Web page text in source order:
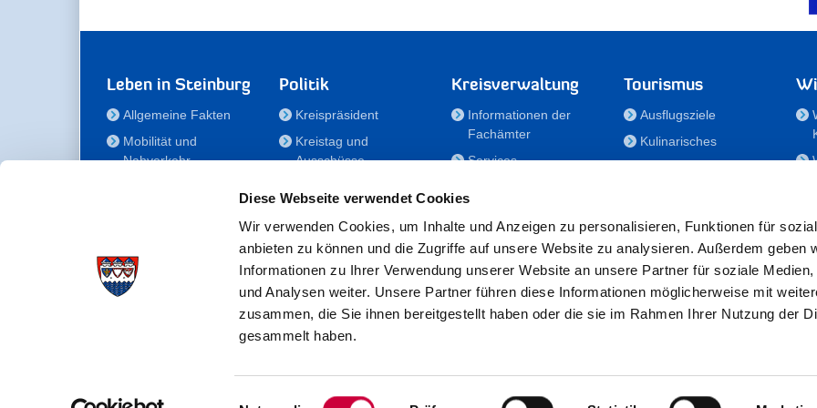
Diese Webseite verwendet Cookies
Wir verwenden Cookies, um Inhalte und Anzeigen zu personalisieren, Funktionen für
anbieten zu können und die Zugriffe auf unsere Website zu analysieren. Außerdem geben
Informationen zu Ihrer Verwendung unserer Website an unsere Partner für soziale Medien,
und Analysen weiter. Unsere Partner führen diese Informationen möglicherweise mit
zusammen, die Sie ihnen bereitgestellt haben oder die sie im Rahmen Ihrer Nutzung der
gesammelt haben.
Einwilligungsauswahl
Leben in Steinburg
Allgemeine Fakten
Mobilität und
Nahverkehr
Gesundheit
Bildung
Politik
Kreispräsident
Kreistag und
Ausschüsse
für Menschen mit
Behinderung
Der
Kreisseniorenbeirat
Förderstiftung
Fördergesellschaft/Sportförderung
Kreisverwaltung
Informationen der
Fachämter
Services
Nachwuchskräfte
Notdienste
Bekanntmachungen
Formulare/Downloads
RSS-Feeds
Tourismus
Ausflugsziele
Kulinarisches
Veranstaltungen
Kreisverwaltung Steinburg · Viktoriastraße 16-18 · 25524 Itzehoe · Telefon: 04821/69-0 · Fax: 04821/699-356 · E-Mail: